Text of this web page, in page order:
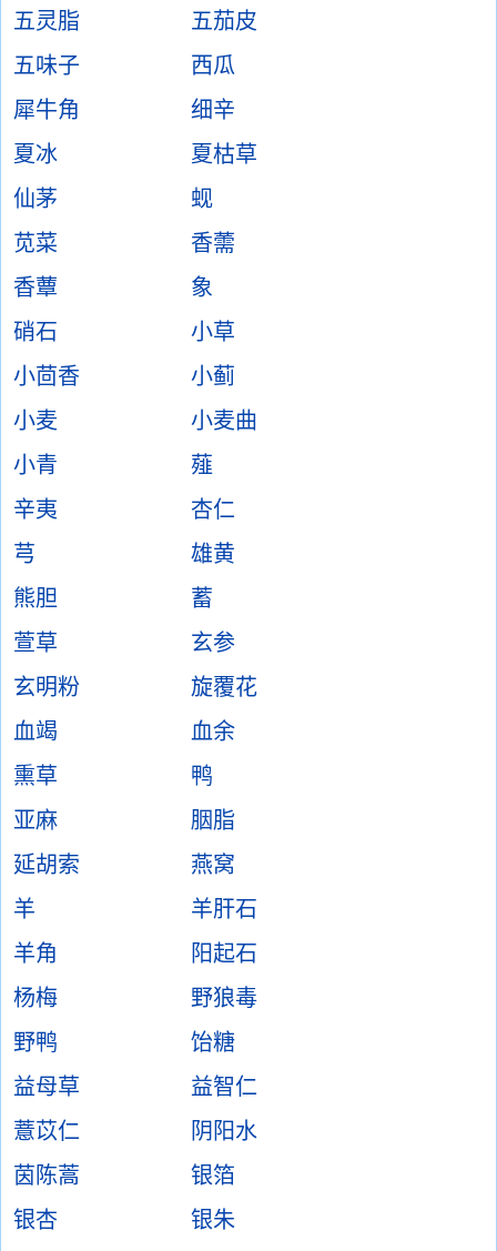
五灵脂
五茄皮
五味子
西瓜
犀牛角
细辛
夏冰
夏枯草
仙茅
蚬
苋菜
香薷
香蕈
象
硝石
小草
小茴香
小蓟
小麦
小麦曲
小青
薤
辛夷
杏仁
芎
雄黄
熊胆
蓄
萱草
玄参
玄明粉
旋覆花
血竭
血余
熏草
鸭
亚麻
胭脂
延胡索
燕窝
羊
羊肝石
羊角
阳起石
杨梅
野狼毒
野鸭
饴糖
益母草
益智仁
薏苡仁
阴阳水
茵陈蒿
银箔
银杏
银朱